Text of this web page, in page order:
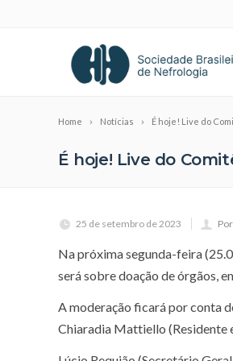
Home Notícias É hoje! Live do
É hoje! Live do
25 de setembro de 2023
Na próxima segunda-feira
será sobre doação de órgãos,
A moderação ficará por conta
Chiaradia Mattiello (Residente